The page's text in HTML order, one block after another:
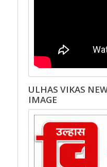
ULHAS VIKAS
IMAGE